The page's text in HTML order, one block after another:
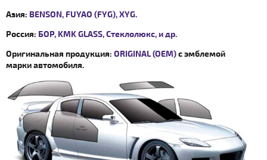
Азия: BENSON, FUYAO (FYG), XYG.
Россия: БОР, KMK GLASS, Стеклолюкс, и др.
Оригинальная продукция: ORIGINAL (OEM)с эмблемой
марки автомобиля.